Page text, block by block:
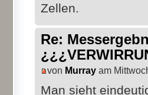
Zellen.
Re:
von Murray am
Man sieht